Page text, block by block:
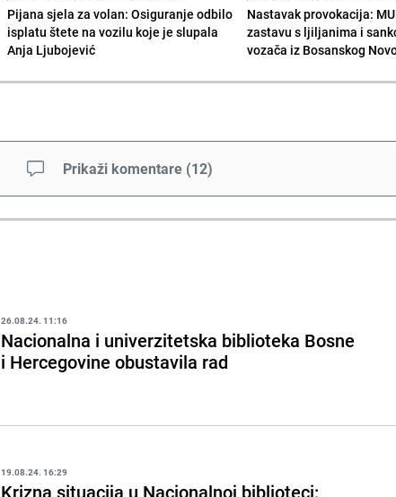
Pijana sjela za volan: Osiguranje odbilo
isplatu štete na vozilu koje je slupala
Anja Ljubojević
Nastavak provokacija:
zastavu s ljiljanima i
vozača iz Bosanskog
Prikaži komentare (12)
26.08.24. 11:16
Nacionalna i univerzitetska biblioteka Bosne
i Hercegovine obustavila rad
19.08.24. 16:29